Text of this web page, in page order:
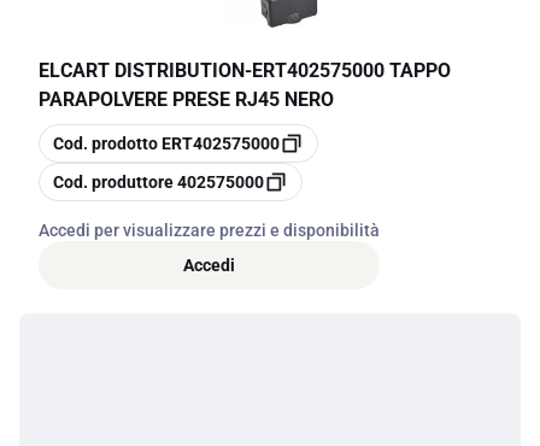
ELCART DISTRIBUTION-ERT402575000 TAPPO
PARAPOLVERE PRESE RJ45 NERO
copia
Cod. prodottoERT402575000
copia
Cod. produttore402575000
Accedi per visualizzare prezzi e disponibilità
Accedi